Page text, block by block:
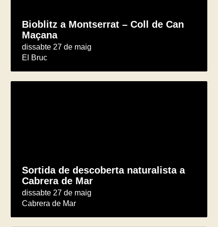
Bioblitz a Montserrat – Coll de Can
Maçana
dissabte 27 de maig
El Bruc
Sortida de descoberta naturalista a
Cabrera de Mar
dissabte 27 de maig
Cabrera de Mar